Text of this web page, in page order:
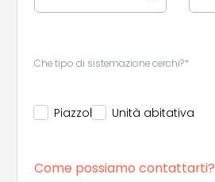
Che tipo di sistemazione cerchi?*
Piazzola Unità abitativa
Come possiamo contattarti?